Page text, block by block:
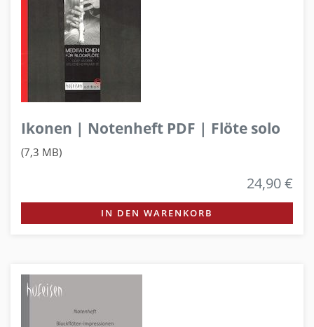
Ikonen | Notenheft PDF | Flöte solo
(7,3 MB)
24,90 €
IN DEN WARENKORB